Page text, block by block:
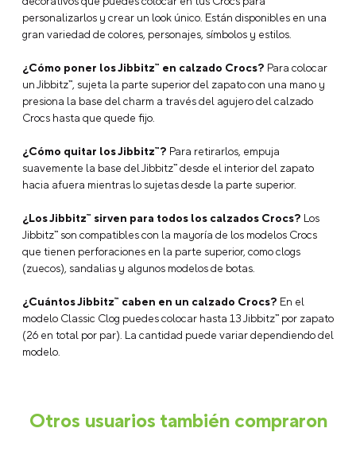
Personaliza tus Crocs con Jibbitz Charms únicos y
divertidos. Dale estilo y personalidad a tu calzado
Marca: Jibbitz
Tipo: Charms
Modelo: Black Pear Baroque Pearl
Tipo:
Tipo de Empaque: Unitario
Composición: ABS
Tecnologías
Descripción
Preguntas Frecuentes
personalizarlos y crear un look único. Están disponibles en una